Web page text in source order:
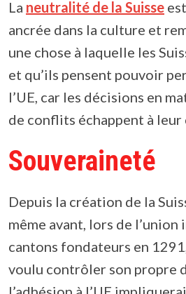
La neutralité de la Suisse
ancrée dans la culture et
une chose à laquelle les
et qu’ils pensent pouvoir
l’UE, car les décisions en
de conflits échappent à
Souveraineté
Depuis la création de la
même avant, lors de
cantons fondateurs en
voulu contrôler son propre